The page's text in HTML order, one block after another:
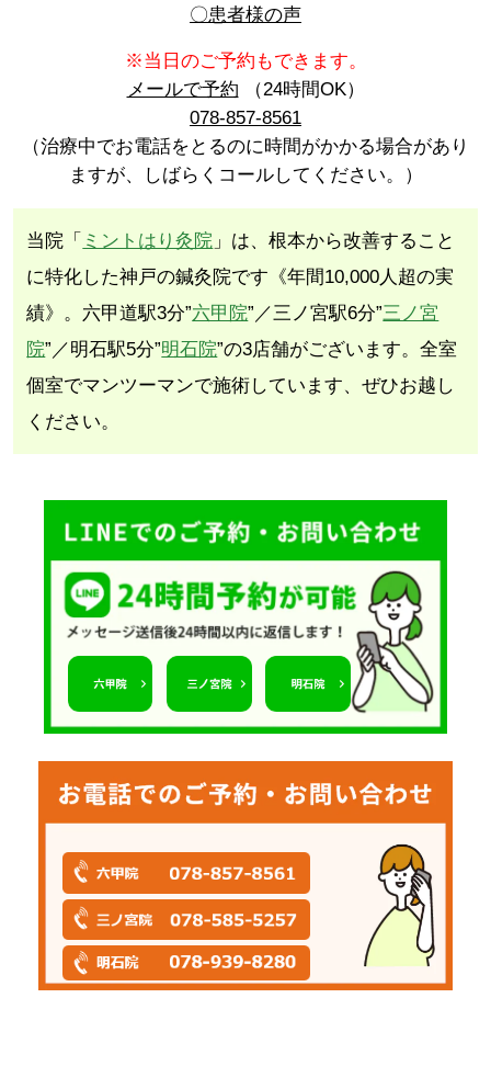
〇患者様の声
※当日のご予約もできます。
メールで予約 （24時間OK）
078-857-8561
（治療中でお電話をとるのに時間がかかる場合があり
ますが、しばらくコールしてください。）
当院「 ミントはり灸院 」は、根本から改善すること
に特化した神戸の鍼灸院です《年間10,000人超の実
績》。六甲道駅3分”六甲院”／三ノ宮駅6分”三ノ宮
院”／明石駅5分”明石院”の3店舗がございます。全室
個室でマンツーマンで施術しています、ぜひお越し
ください。